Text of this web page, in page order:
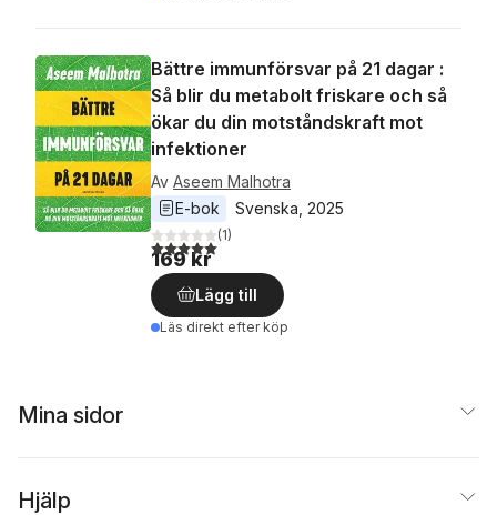
Bättre immunförsvar på 21 dagar :
Så blir du metabolt friskare och så
ökar du din motståndskraft mot
infektioner
Av Aseem Malhotra
E-bok
Svenska 2025
5,0utav 5 stjärnor. Totalt antal röster:
(1)
169 kr
Lägg till
Läs direkt efter köp
Mina sidor
Hjälp